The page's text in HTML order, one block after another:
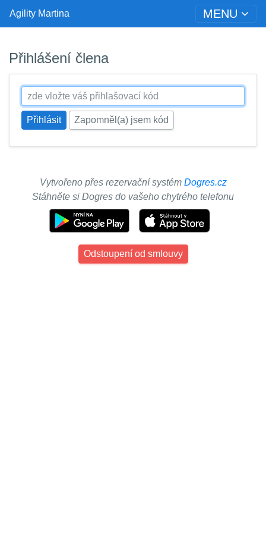
Agility Martina MENU
Přihlášení člena
Zapomněl(a) jsem kód
Vytvořeno přes rezervační systém Dogres.cz
Stáhněte si Dogres do vašeho chytrého telefonu
Odstoupení od smlouvy